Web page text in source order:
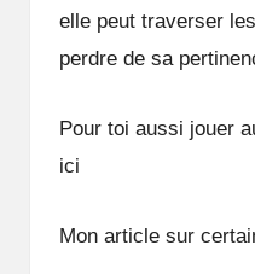
elle peut traverser
perdre de sa
Pour toi aussi jouer
ici
Mon article sur